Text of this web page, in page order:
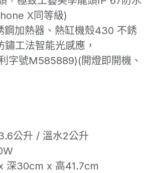
X同等級)
鋼加熱器、熱缸機殼430 不銹
工法智能光感應，
字號M585889)(開燈即開機、
公升 / 溫水2公升
深30cm x 高41.7cm